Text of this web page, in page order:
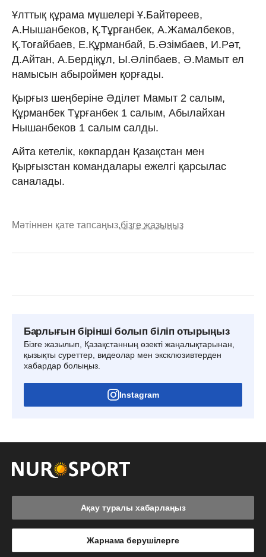
Ұлттық құрама мүшелері Ұ.Байтөреев,
А.Нышанбеков, Қ.Тұрғанбек, А.Жамалбеков,
Қ.Тоғайбаев, Е.Құрманбай, Б.Әзімбаев, И.Рәт,
Д.Айтан, А.Бердіқұл, Ы.Әліпбаев, Ә.Мамыт ел
намысын абыроймен қорғады.
Қырғыз шеңберіне Әділет Мамыт 2 салым,
Құрманбек Тұрғанбек 1 салым, Абылайхан
Нышанбеков 1 салым салды.
Айта кетелік, көкпардан Қазақстан мен
Қырғызстан командалары ежелгі қарсылас
саналады.
Мәтіннен қате тапсаңыз,бізге жазыңыз
Барлығын бірінші болып біліп отырыңыз
Бізге жазылып, Қазақстанның өзекті жаңалықтарынан,
қызықты суреттер, видеолар мен эксклюзивтерден
хабардар болыңыз.
Instagram
Ақау туралы хабарлаңыз
Жарнама берушілерге